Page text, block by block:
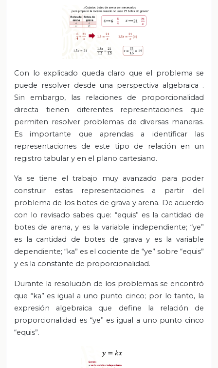
Con lo explicado queda claro que el problema se
puede resolver desde una perspectiva algebraica .
Sin embargo, las relaciones de proporcionalidad
directa tienen diferentes representaciones que
permiten resolver problemas de diversas maneras.
Es importante que aprendas a identificar las
representaciones de este tipo de relación en un
registro tabular y en el plano cartesiano.
Ya se tiene el trabajo muy avanzado para poder
construir estas representaciones a partir del
problema de los botes de grava y arena. De acuerdo
con lo revisado sabes que: “equis” es la cantidad de
botes de arena, y es la variable independiente; “ye”
es la cantidad de botes de grava y es la variable
dependiente; “ka” es el cociente de “ye” sobre “equis”
y es la constante de proporcionalidad.
Durante la resolución de los problemas se encontró
que “ka” es igual a uno punto cinco; por lo tanto, la
expresión algebraica que define la relación de
proporcionalidad es “ye” es igual a uno punto cinco
“equis”.